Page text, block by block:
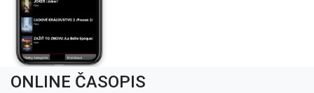
ONLINE ČASOPIS